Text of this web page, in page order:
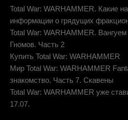
Total War: WARHAMMER. Какие
информации о грядущих
Total War: WARHAMMER.
Гномов. Часть 2
Купить Total War: WARHAMMER
Мир Total War: WARHAMMER
знакомство. Часть 7. Скавены
Total War: WARHAMMER уже
17.07.